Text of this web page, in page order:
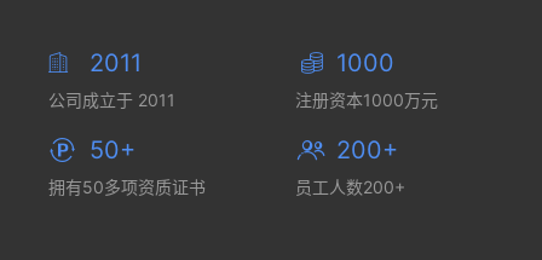
2011
公司成立于 2011
1000
注册资本1000万元
50+
拥有50多项资质证书
200+
员工人数200+